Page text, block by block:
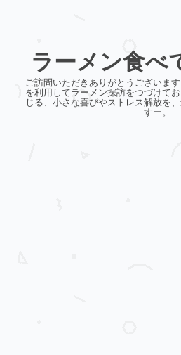
ラーメン食べ
ご訪問いただきありがとうございま
を利用してラーメン探訪をつづけて
じる、小さな喜びやストレス解放を
すー。